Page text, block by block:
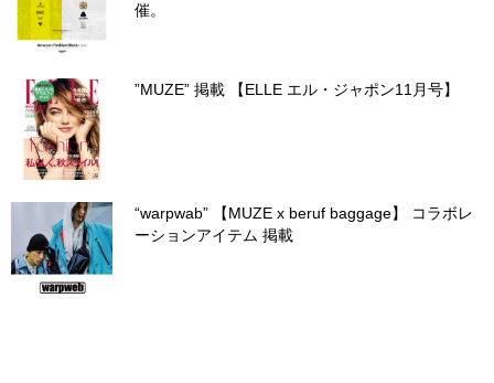
催。
”MUZE” 掲載 【ELLE エル・ジャポン11月号】
“warpwab” 【MUZE x beruf baggage】 コラボレ
ーションアイテム 掲載